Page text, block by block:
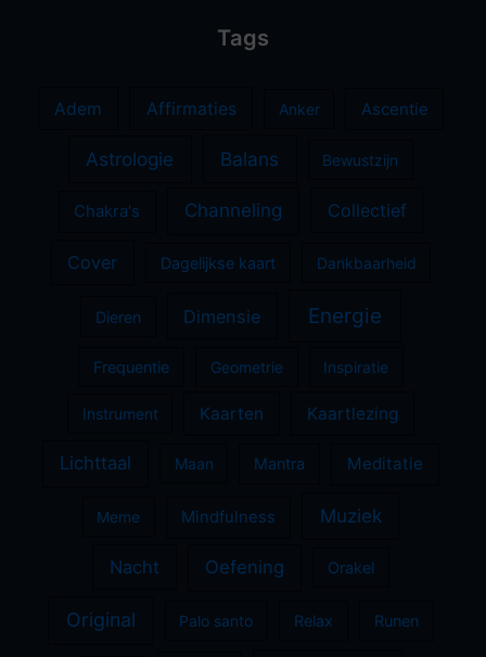
Tags
Adem Affirmaties Anker Ascentie
Astrologie Balans Bewustzijn
Chakra's Channeling Collectief
Cover Dagelijkse kaart Dankbaarheid
Dieren Dimensie Energie
Frequentie Geometrie Inspiratie
Instrument Kaarten Kaartlezing
Lichttaal Maan Mantra Meditatie
Meme Mindfulness Muziek
Nacht Oefening Orakel
Original Palo santo Relax Runen